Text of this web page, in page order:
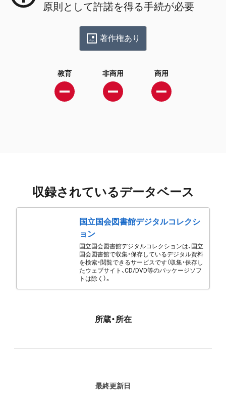
原則として許諾を得る手続が必要
著作権あり
教育 非商用 商用
収録されているデータベース
国立国会図書館デジタルコレクシ
ョン
国立国会図書館デジタルコレクションは、国立
国会図書館で収集・保存しているデジタル資料
を検索・閲覧できるサービスです（収集・保存し
たウェブサイト、CD/DVD等のパッケージソフ
トは除く）。
所蔵・所在
最終更新日